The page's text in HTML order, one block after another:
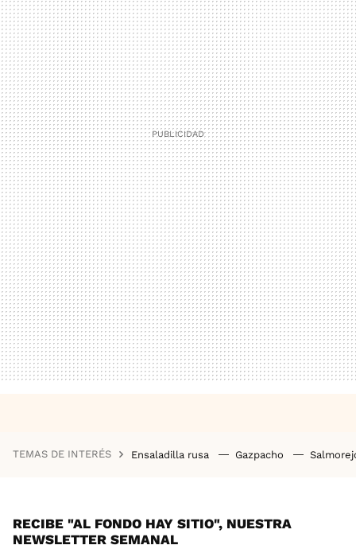
TEMAS DE INTERÉS Ensaladilla rusa Gazpacho
RECIBE "AL FONDO HAY SITIO", NUESTRA
NEWSLETTER SEMANAL